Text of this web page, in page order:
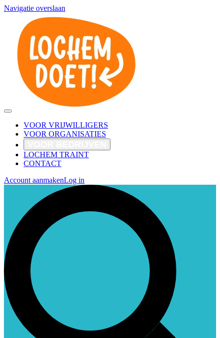
Navigatie overslaan
VOOR VRIJWILLIGERS
VOOR ORGANISATIES
LOCHEM TRAINT
CONTACT
Account aanmakenLog in